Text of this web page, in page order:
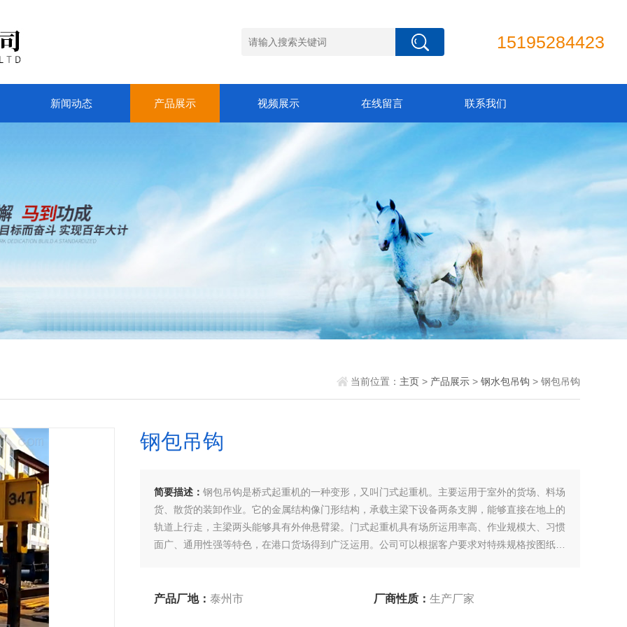
15195284423
新闻动态 产品展示 视频展示 在线留言 联系我们
当前位置： 主页> 产品展示> 钢水包吊钩 > 钢包吊钩
钢包吊钩
简要描述： 钢包吊钩是桥式起重机的一种变形，又叫门式起重机。主要运用于室外的货场、料场
货、散货的装卸作业。它的金属结构像门形结构，承载主梁下设备两条支脚，能够直接在地上的
轨道上行走，主梁两头能够具有外伸悬臂梁。门式起重机具有场所运用率高、作业规模大、习惯
面广、通用性强等特色，在港口货场得到广泛运用。公司可以根据客户要求对特殊规格按图纸生
产品厂地： 泰州市 厂商性质：生产厂家